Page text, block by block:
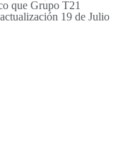
que Grupo T21
19 de Julio